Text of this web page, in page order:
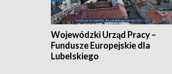
Wojewódzki Urząd Pracy –
Fundusze Europejskie dla
Lubelskiego